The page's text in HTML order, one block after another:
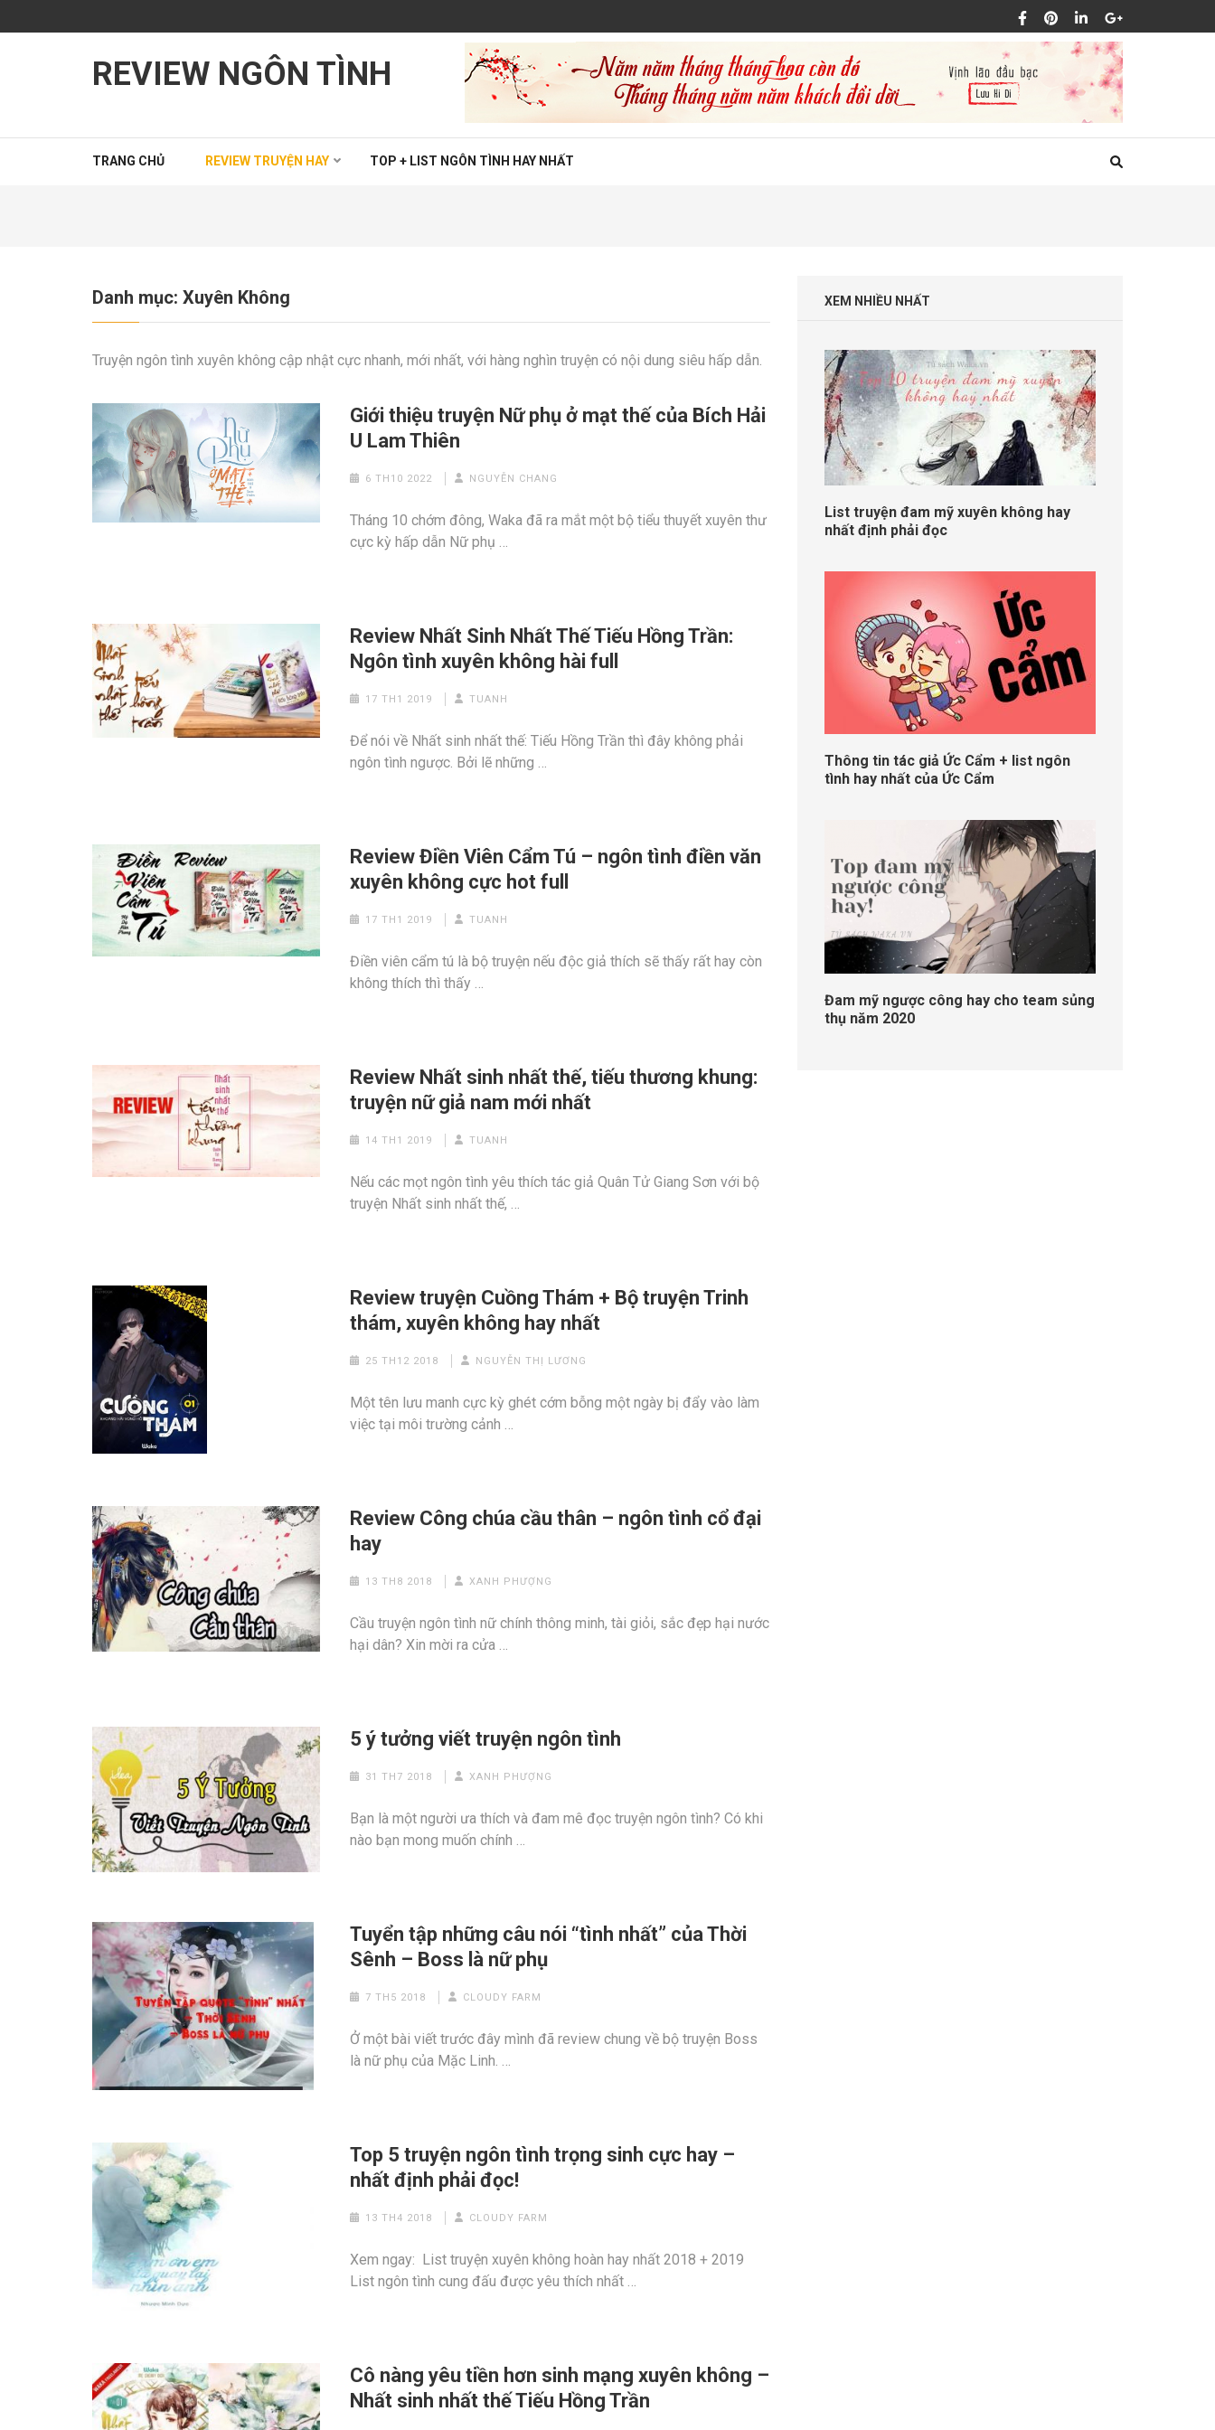
qua
(ấn
REVIEW NGÔN TÌNH
TRANG CHỦ REVIEW TRUYỆN HAY TOP + LIST NGÔN TÌNH HAY NHẤT
Danh mục: Xuyên Không
Truyện ngôn tình xuyên không cập nhật cực nhanh, mới nhất, với hàng nghìn truyện có nội dung siêu hấp dẫn.
Giới thiệu truyện Nữ phụ ở mạt thế của Bích Hải
U Lam Thiên
6 TH10 2022 NGUYỄN CHANG
Tháng 10 chớm đông, Waka đã ra mắt một bộ tiểu thuyết xuyên thư
cực kỳ hấp dẫn Nữ phụ …
Review Nhất Sinh Nhất Thế Tiếu Hồng Trần:
Ngôn tình xuyên không hài full
17 TH1 2019 TUANH
Để nói về Nhất sinh nhất thế: Tiếu Hồng Trần thì đây không phải
ngôn tình ngược. Bởi lẽ những …
Review Điền Viên Cẩm Tú – ngôn tình điền văn
xuyên không cực hot full
17 TH1 2019 TUANH
Điền viên cẩm tú là bộ truyện nếu độc giả thích sẽ thấy rất hay còn
không thích thì thấy …
Review Nhất sinh nhất thế, tiếu thương khung:
truyện nữ giả nam mới nhất
14 TH1 2019 TUANH
Nếu các mọt ngôn tình yêu thích tác giả Quân Tử Giang Sơn với bộ
truyện Nhất sinh nhất thế, …
Review truyện Cuồng Thám + Bộ truyện Trinh
thám, xuyên không hay nhất
25 TH12 2018 NGUYỄN THỊ LƯƠNG
Một tên lưu manh cực kỳ ghét cớm bỗng một ngày bị đẩy vào làm
việc tại môi trường cảnh …
Review Công chúa cầu thân – ngôn tình cổ đại
hay
13 TH8 2018 XANH PHƯỢNG
Cầu truyện ngôn tình nữ chính thông minh, tài giỏi, sắc đẹp hại nước
hại dân? Xin mời ra cửa …
5 ý tưởng viết truyện ngôn tình
31 TH7 2018 XANH PHƯỢNG
Bạn là một người ưa thích và đam mê đọc truyện ngôn tình? Có khi
nào bạn mong muốn chính …
Tuyển tập những câu nói “tình nhất” của Thời
Sênh – Boss là nữ phụ
7 TH5 2018 CLOUDY FARM
Ở một bài viết trước đây mình đã review chung về bộ truyện Boss
là nữ phụ của Mặc Linh. …
Top 5 truyện ngôn tình trọng sinh cực hay –
nhất định phải đọc!
13 TH4 2018 CLOUDY FARM
Xem ngay: List truyện xuyên không hoàn hay nhất 2018 + 2019
List ngôn tình cung đấu được yêu thích nhất …
Cô nàng yêu tiền hơn sinh mạng xuyên không –
Nhất sinh nhất thế Tiếu Hồng Trần
XEM NHIỀU NHẤT
List truyện đam mỹ xuyên không hay
nhất định phải đọc
Thông tin tác giả Ức Cẩm + list ngôn
tình hay nhất của Ức Cẩm
Đam mỹ ngược công hay cho team sủng
thụ năm 2020